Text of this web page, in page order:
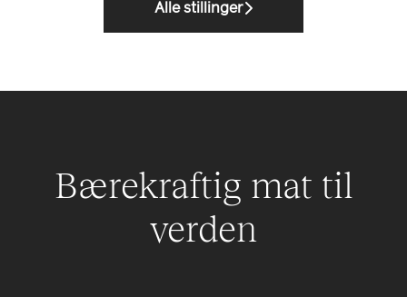
Alle stillinger
Bærekraftig mat til
verden